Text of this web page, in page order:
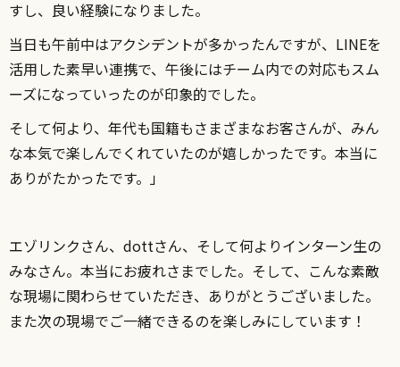
すし、良い経験になりました。
当日も午前中はアクシデントが多かったんですが、LINEを
活用した素早い連携で、午後にはチーム内での対応もスム
ーズになっていったのが印象的でした。
そして何より、年代も国籍もさまざまなお客さんが、みん
な本気で楽しんでくれていたのが嬉しかったです。本当に
ありがたかったです。 」
エゾリンクさん、dottさん、そして何よりインターン生の
みなさん。本当にお疲れさまでした。そして、こんな素敵
な現場に関わらせていただき、ありがとうございました。
また次の現場でご一緒できるのを楽しみにしています！